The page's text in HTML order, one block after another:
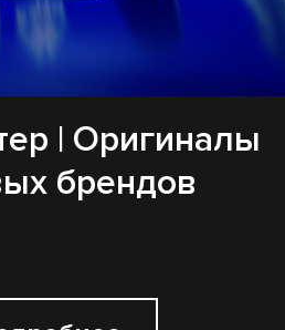
| Оригиналы
брендов